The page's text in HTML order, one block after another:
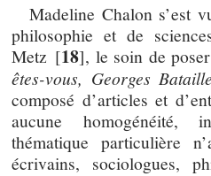
Madeline Chalon s’est
philosophie et de
Metz [18], le soin de
êtes-vous, Georges
composé d’articles et
aucune homogénéité,
thématique particulière
écrivains, sociologues,